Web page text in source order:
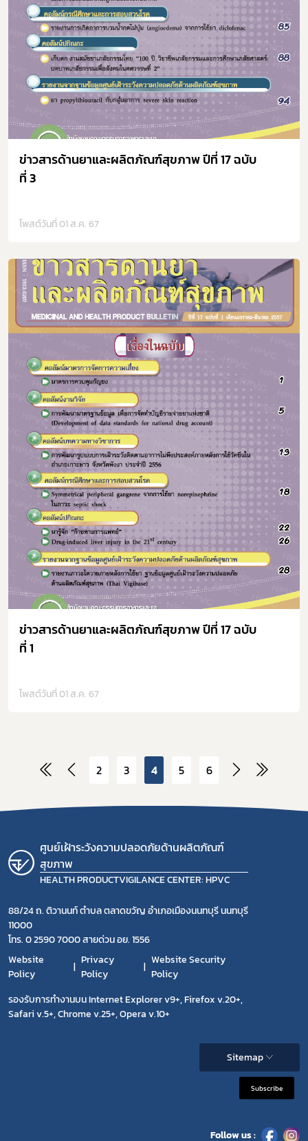
ข่าวสารด้านยาและผลิตภัณฑ์สุขภาพ ปีที่ 17 ฉบับ
ที่ 3
โพสต์วันที่ 01 ส.ค. 67
ข่าวสารด้านยาและผลิตภัณฑ์สุขภาพ ปีที่ 17 ฉบับ
ที่ 1
โพสต์วันที่ 01 ส.ค. 67
2 3 4 5 6
ศูนย์เฝ้าระวังความปลอดภัยด้านผลิตภัณฑ์
สุขภาพ
HEALTH PRODUCTVIGILANCE CENTER: HPVC
88/24 ถ. ติวานนท์ ตำบล ตลาดขวัญ อำเภอเมืองนนทบุรี นนทบุรี
11000
โทร. 0 2590 7000 สายด่วน อย. 1556
Website
Policy
Privacy
Policy
Website Security
Policy
รองรับการทำงานบน Internet Explorer v9+, Firefox v.20+,
Safari v.5+, Chrome v.25+, Opera v.10+
Sitemap
Subscribe
Follow us :